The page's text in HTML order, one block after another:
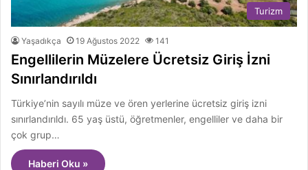
Turizm
Yaşadıkça 19 Ağustos 2022 141
Engellilerin Müzelere Ücretsiz Giriş İzni
Sınırlandırıldı
Türkiye’nin sayılı müze ve ören yerlerine ücretsiz giriş izni
sınırlandırıldı. 65 yaş üstü, öğretmenler, engelliler ve daha bir
çok grup…
Haberi Oku »